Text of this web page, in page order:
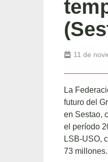
11 de
La
futuro del
en Sestao,
el período
LSB-USO,
73 millones.